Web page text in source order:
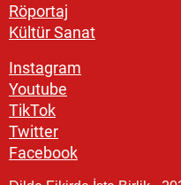
Röportaj
Kültür Sanat
Instagram
Youtube
TikTok
Twitter
Facebook